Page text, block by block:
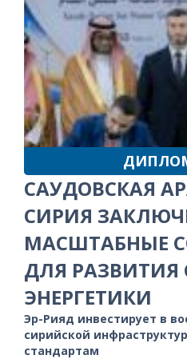
САУДОВСКАЯ
СИРИЯ
МАСШТАБНЫЕ
ДЛЯ РАЗВИТИЯ
ЭНЕРГЕТИКИ
Эр-Рияд инвестирует в
сирийской
стандартам